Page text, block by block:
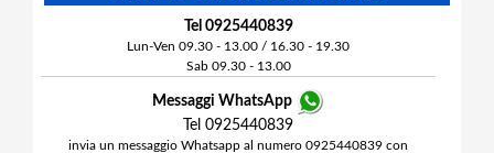
Tel 0925440839
Lun-Ven 09.30 - 13.00 / 16.30 - 19.30
Sab 09.30 - 13.00
Messaggi WhatsApp
Tel 0925440839
invia un messaggio Whatsapp al numero 0925440839 con